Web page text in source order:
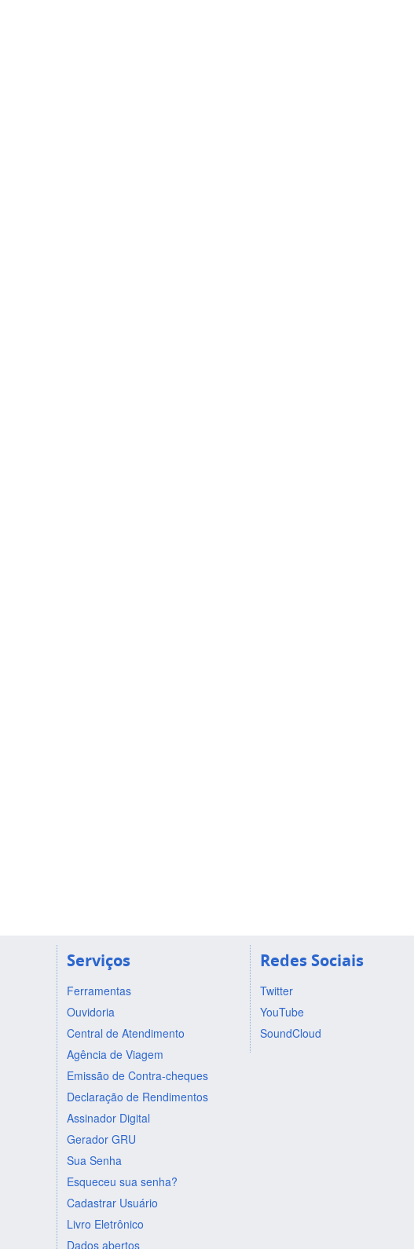
Serviços
Ferramentas
Ouvidoria
Central de Atendimento
Agência de Viagem
Emissão de Contra-cheques
Declaração de Rendimentos
Assinador Digital
Gerador GRU
Sua Senha
Esqueceu sua senha?
Cadastrar Usuário
Livro Eletrônico
Dados abertos
Redes Sociais
Twitter
YouTube
SoundCloud